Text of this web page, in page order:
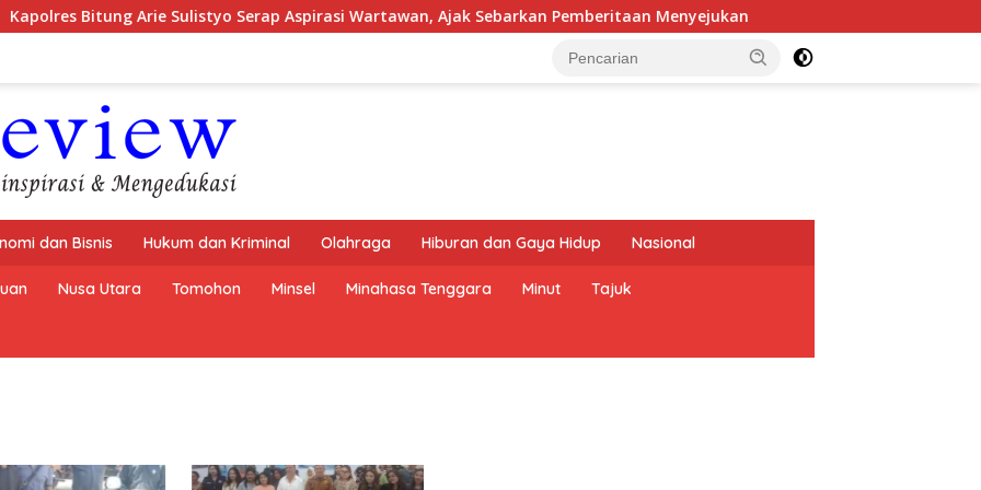
Bitung Arie Sulistyo Serap Aspirasi Wartawan, Ajak Sebarkan Pemberitaan Menyejukan
dan Bisnis Hukum dan Kriminal Olahraga Hiburan dan Gaya Hidup Nasional
Nusa Utara Tomohon Minsel Minahasa Tenggara Minut Tajuk